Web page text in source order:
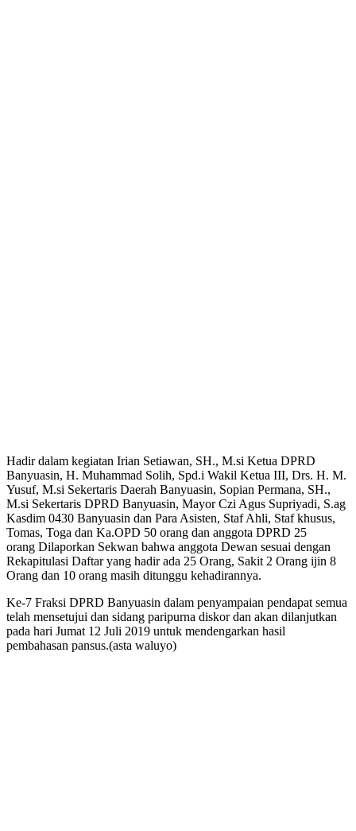
Hadir dalam kegiatan Irian Setiawan, SH., M.si Ketua DPRD
Banyuasin, H. Muhammad Solih, Spd.i Wakil Ketua III, Drs. H. M.
Yusuf, M.si Sekertaris Daerah Banyuasin, Sopian Permana, SH.,
M.si Sekertaris DPRD Banyuasin, Mayor Czi Agus Supriyadi, S.ag
Kasdim 0430 Banyuasin dan Para Asisten, Staf Ahli, Staf khusus,
Tomas, Toga dan Ka.OPD 50 orang dan anggota DPRD 25
orang Dilaporkan Sekwan bahwa anggota Dewan sesuai dengan
Rekapitulasi Daftar yang hadir ada 25 Orang, Sakit 2 Orang ijin 8
Orang dan 10 orang masih ditunggu kehadirannya.
Ke-7 Fraksi DPRD Banyuasin dalam penyampaian pendapat semua
telah mensetujui dan sidang paripurna diskor dan akan dilanjutkan
pada hari Jumat 12 Juli 2019 untuk mendengarkan hasil
pembahasan pansus.(asta waluyo)